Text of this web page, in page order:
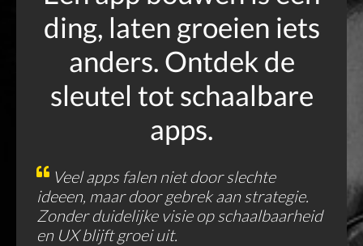
ding, laten groeien iets
anders. Ontdek de
sleutel tot schaalbare
apps.
Veel apps falen niet door slechte
ideeen, maar door gebrek aan strategie.
Zonder duidelijke visie op schaalbaarheid
en UX blijft groei uit.